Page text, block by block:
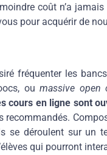
coût n’a
pour acquérir de
fréquenter les
oumassive open
cours en ligne sont
recommandés.
se déroulent sur un
qui pourront